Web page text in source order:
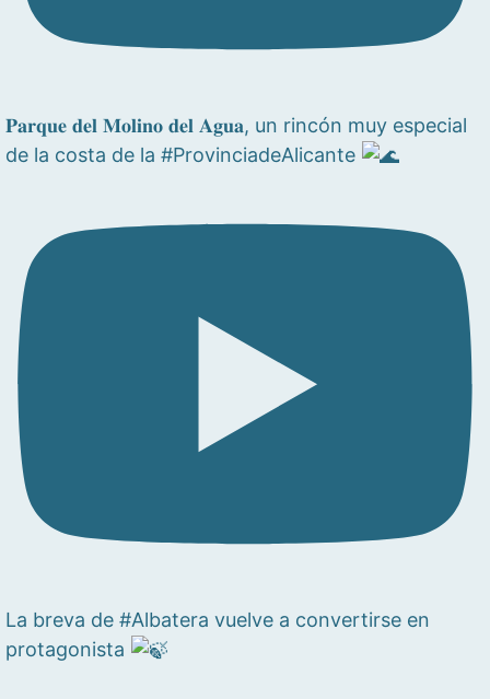
𝐏𝐚𝐫𝐪𝐮𝐞 𝐝𝐞𝐥 𝐌𝐨𝐥𝐢𝐧𝐨 𝐝𝐞𝐥 𝐀𝐠𝐮𝐚, un rincón muy especial
de la costa de la #ProvinciadeAlicante
La breva de #Albatera vuelve a convertirse en
protagonista